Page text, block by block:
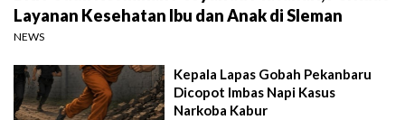
Layanan Kesehatan Ibu dan Anak di Sleman
NEWS
Kepala Lapas Gobah Pekanbaru
Dicopot Imbas Napi Kasus
Narkoba Kabur